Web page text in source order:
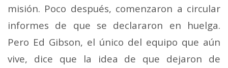
misión. Poco después, comenzaron a circular
informes de que se declararon en huelga.
Pero Ed Gibson, el único del equipo que aún
vive, dice que la idea de que dejaron de